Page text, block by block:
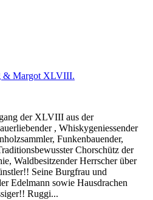
& Margot XLVIII.
der XLVIII aus der
, Whiskygeniessender
Funkenbauender,
Chorschütz der
Waldbesitzender Herrscher über
Seine Burgfrau und
Edelmann sowie Hausdrachen
Ruggi...